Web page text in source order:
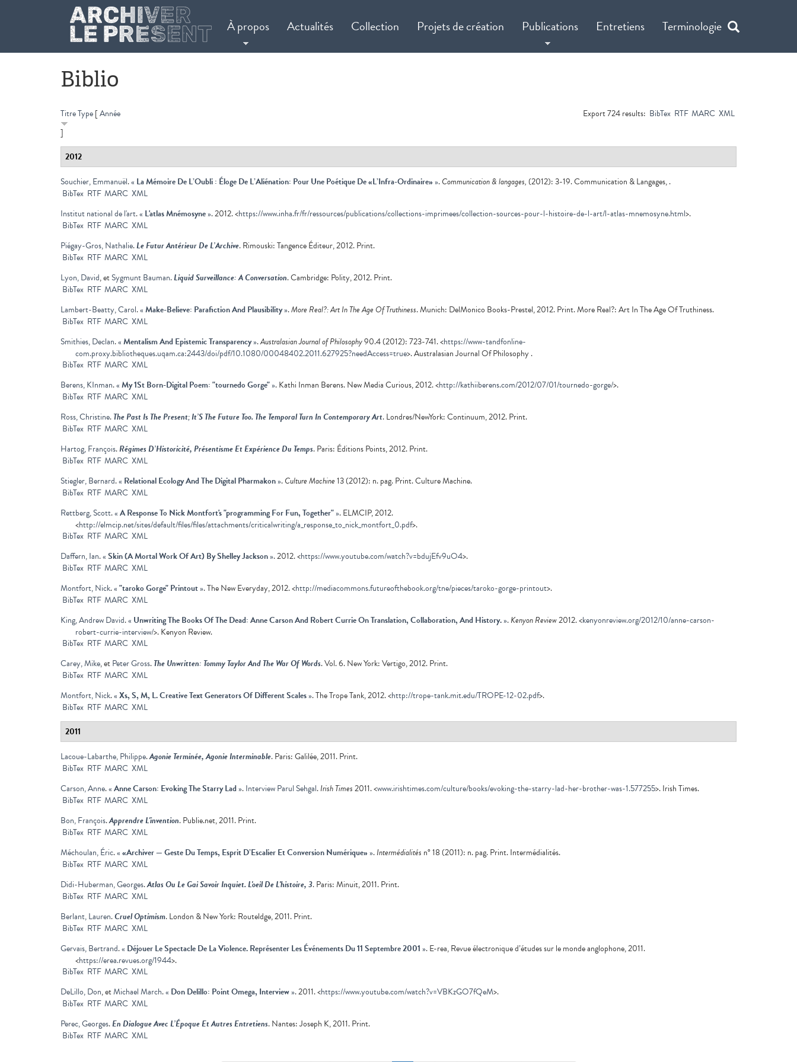
Aller au contenu principal
À propos Actualités Collection Projets de création Publications Entretiens Terminologie
Biblio
Export 724 results: BibTex RTF MARC XML
TitreType[Année
]
2012
Souchier, Emmanuël.« La Mémoire De L’Oubli : Éloge De L’Aliénation: Pour Une Poétique De «L’Infra-Ordinaire»».Communication & langages,(2012): 3-19. Communication & Langages, .
BibTex RTF MARC XML
Institut national de l'art.« L'atlas Mnémosyne». 2012. <https://www.inha.fr/fr/ressources/publications/collections-imprimees/collection-sources-pour-l-histoire-de-l-art/l-atlas-mnemosyne.html>.
BibTex RTF MARC XML
Piégay-Gros, Nathalie.Le Futur Antérieur De L’Archive. Rimouski: Tangence Éditeur, 2012. Print.
BibTex RTF MARC XML
Lyon, David, etSygmunt Bauman.Liquid Surveillance: A Conversation. Cambridge: Polity, 2012. Print.
BibTex RTF MARC XML
Lambert-Beatty, Carol.«Make-Believe: Parafiction And Plausibility».More Real?: Art In The Age Of Truthiness. Munich: DelMonico Books-Prestel, 2012. Print. More Real?: Art In The Age Of Truthiness.
BibTex RTF MARC XML
Smithies, Declan.«Mentalism And Epistemic Transparency».Australasian Journal of Philosophy90.4 (2012): 723-741. <https://www-tandfonline-
com.proxy.bibliotheques.uqam.ca:2443/doi/pdf/10.1080/00048402.2011.627925?needAccess=true>. Australasian Journal Of Philosophy .
BibTex RTF MARC XML
Berens, KInman.«My 1St Born-Digital Poem: "tournedo Gorge"». Kathi Inman Berens. New Media Curious, 2012. <http://kathiiberens.com/2012/07/01/tournedo-gorge/>.
BibTex RTF MARC XML
Ross, Christine.The Past Is The Present; It’S The Future Too. The Temporal Turn In Contemporary Art. Londres/NewYork: Continuum, 2012. Print.
BibTex RTF MARC XML
Hartog, François.Régimes D’Historicité, Présentisme Et Expérience Du Temps. Paris: Éditions Points, 2012. Print.
BibTex RTF MARC XML
Stiegler, Bernard.« Relational Ecology And The Digital Pharmakon».Culture Machine13 (2012): n. pag. Print. Culture Machine.
BibTex RTF MARC XML
Rettberg, Scott.«A Response To Nick Montfort's "programming For Fun, Together"». ELMCIP, 2012.
<http://elmcip.net/sites/default/files/files/attachments/criticalwriting/a_response_to_nick_montfort_0.pdf>.
BibTex RTF MARC XML
Daffern, Ian.«Skin (A Mortal Work Of Art) By Shelley Jackson». 2012. <https://www.youtube.com/watch?v=bdujEfv9uO4>.
BibTex RTF MARC XML
Montfort, Nick.«"taroko Gorge" Printout». The New Everyday, 2012. <http://mediacommons.futureofthebook.org/tne/pieces/taroko-gorge-printout>.
BibTex RTF MARC XML
King, Andrew David.« Unwriting The Books Of The Dead: Anne Carson And Robert Currie On Translation, Collaboration, And History.».Kenyon Review2012. <kenyonreview.org/2012/10/anne-carson-
robert-currie-interview/>. Kenyon Review.
BibTex RTF MARC XML
Carey, Mike, etPeter Gross.The Unwritten: Tommy Taylor And The War Of Words. Vol. 6. New York: Vertigo, 2012. Print.
BibTex RTF MARC XML
Montfort, Nick.«Xs, S, M, L. Creative Text Generators Of Different Scales». The Trope Tank, 2012. <http://trope-tank.mit.edu/TROPE-12-02.pdf>.
BibTex RTF MARC XML
2011
Lacoue-Labarthe, Philippe.Agonie Terminée, Agonie Interminable. Paris: Galilée, 2011. Print.
BibTex RTF MARC XML
Carson, Anne.«Anne Carson: Evoking The Starry Lad».Interview Parul Sehgal.Irish Times2011. <www.irishtimes.com/culture/books/evoking-the-starry-lad-her-brother-was-1.577255>. Irish Times.
BibTex RTF MARC XML
Bon, François.Apprendre L'invention. Publie.net, 2011. Print.
BibTex RTF MARC XML
Méchoulan, Éric.««Archiver — Geste Du Temps, Esprit D’Escalier Et Conversion Numérique»».Intermédialités n° 18 (2011): n. pag. Print. Intermédialités.
BibTex RTF MARC XML
Didi-Huberman, Georges.Atlas Ou Le Gai Savoir Inquiet. L'oeil De L'histoire, 3. Paris: Minuit, 2011. Print.
BibTex RTF MARC XML
Berlant, Lauren.Cruel Optimism. London & New York: Routeldge, 2011. Print.
BibTex RTF MARC XML
Gervais, Bertrand.« Déjouer Le Spectacle De La Violence. Représenter Les Événements Du 11 Septembre 2001». E-rea, Revue électronique d’études sur le monde anglophone, 2011.
<https://erea.revues.org/1944>.
BibTex RTF MARC XML
DeLillo, Don, etMichael March.« Don Delillo: Point Omega, Interview». 2011. <https://www.youtube.com/watch?v=VBKzGO7fQeM>.
BibTex RTF MARC XML
Perec, Georges.En Dialogue Avec L’Époque Et Autres Entretiens. Nantes: Joseph K, 2011. Print.
BibTex RTF MARC XML